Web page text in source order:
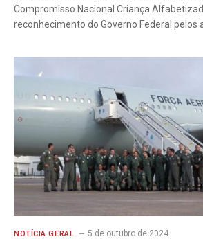
Compromisso Nacional Criança
reconhecimento do Governo Federal pelos
NOTÍCIA GERAL 5 de outubro de 2024